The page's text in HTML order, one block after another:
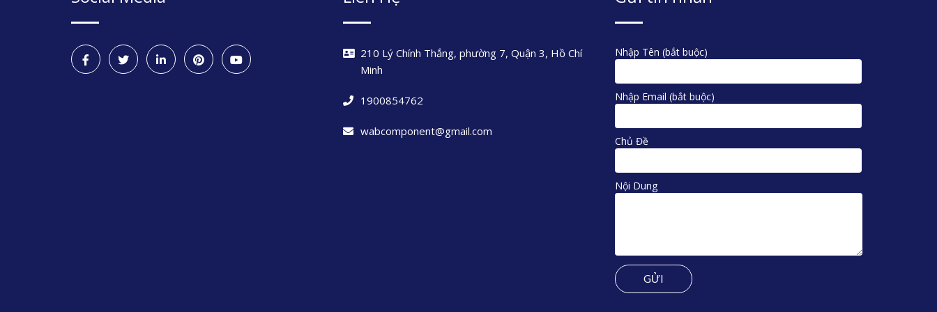
210 Lý Chính Thắng, phường 7, Quận 3, Hồ Chí
Minh
1900854762
wabcomponent@gmail.com
Nhập Tên (bắt buộc)
Nhập Email (bắt buộc)
Chủ Đề
Nội Dung